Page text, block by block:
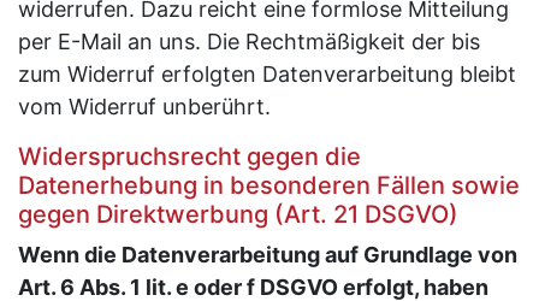
widerrufen. Dazu reicht eine formlose Mitteilung
per E-Mail an uns. Die Rechtmäßigkeit der bis
zum Widerruf erfolgten Datenverarbeitung bleibt
vom Widerruf unberührt.
Widerspruchsrecht gegen die
Datenerhebung in besonderen Fällen sowie
gegen Direktwerbung (Art. 21 DSGVO)
Wenn die Datenverarbeitung auf Grundlage von
Art. 6 Abs. 1 lit. e oder f DSGVO erfolgt, haben